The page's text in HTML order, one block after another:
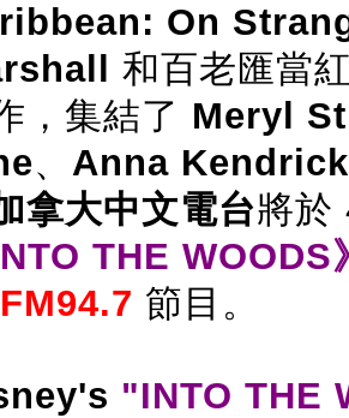
On
和百老匯當
，集結了 Meryl
、 Anna
拿大中文電台將於
THE WOODS
FM94.7 節目。
"INTO THE